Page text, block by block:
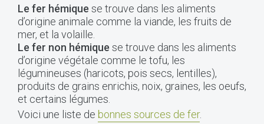
Le fer hémique se trouve dans les aliments
d’origine animale comme la viande, les fruits de
mer, et la volaille.
Le fer non hémique se trouve dans les aliments
d’origine végétale comme le tofu, les
légumineuses (haricots, pois secs, lentilles),
produits de grains enrichis, noix, graines, les oeufs,
et certains légumes.
Voici une liste de bonnes sources de fer.